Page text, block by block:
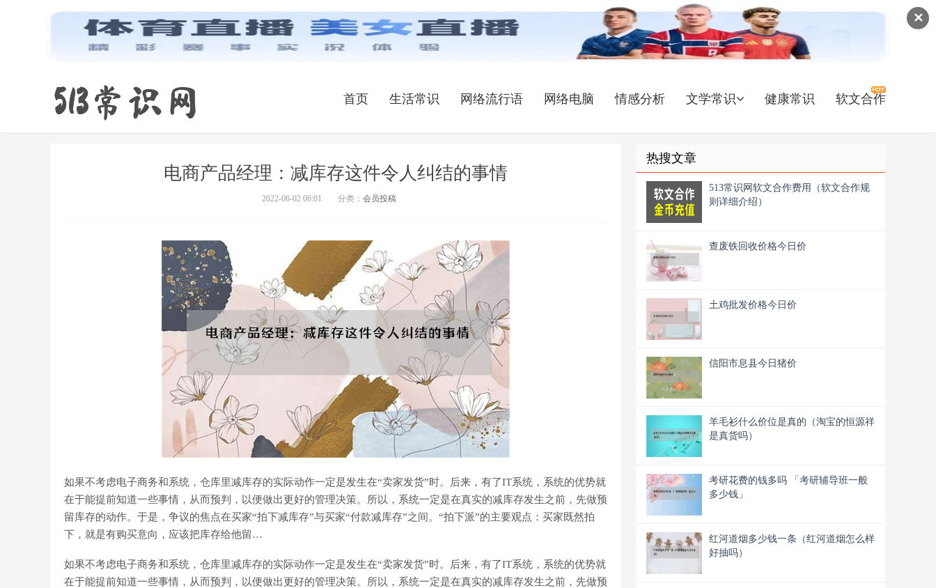
✕
首页 生活常识 网络流行语 网络电脑 情感分析 文学常识 健康常识 软文合作
电商产品经理：减库存这件令人纠结的事情
2022-06-02 06:01 分类： 会员投稿
如果不考虑电子商务和系统，仓库里减库存的实际动作一定是发生在“卖家发货”时。后来，有了IT系统，系统的优势就
在于能提前知道一些事情，从而预判，以便做出更好的管理决策。所以，系统一定是在真实的减库存发生之前，先做预
留库存的动作。于是，争议的焦点在买家“拍下减库存”与买家“付款减库存”之间。“拍下派”的主要观点：买家既然拍
下，就是有购买意向，应该把库存给他留…
如果不考虑电子商务和系统，仓库里减库存的实际动作一定是发生在“卖家发货”时。后来，有了IT系统，系统的优势就
在于能提前知道一些事情，从而预判，以便做出更好的管理决策。所以，系统一定是在真实的减库存发生之前，先做预
热搜文章
513常识网软文合作费用（软文合作规
则详细介绍）
查废铁回收价格今日价
土鸡批发价格今日价
信阳市息县今日猪价
羊毛衫什么价位是真的（淘宝的恒源祥
是真货吗）
考研花费的钱多吗 「考研辅导班一般
多少钱」
红河道烟多少钱一条（红河道烟怎么样
好抽吗）